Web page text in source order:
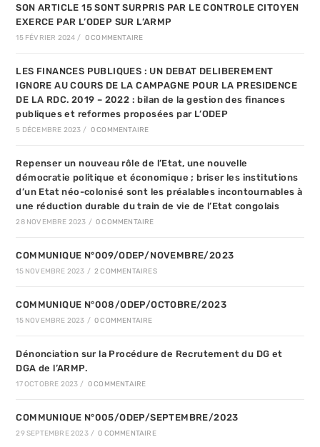
SON ARTICLE 15 SONT SURPRIS PAR LE CONTROLE CITOYEN
EXERCE PAR L’ODEP SUR L’ARMP
15 FÉVRIER 2024 / 0 COMMENTAIRE
LES FINANCES PUBLIQUES : UN DEBAT DELIBEREMENT
IGNORE AU COURS DE LA CAMPAGNE POUR LA PRESIDENCE
DE LA RDC. 2019 – 2022 : bilan de la gestion des finances
publiques et reformes proposées par L’ODEP
5 DÉCEMBRE 2023 / 0 COMMENTAIRE
Repenser un nouveau rôle de l’Etat, une nouvelle
démocratie politique et économique ; briser les institutions
d’un Etat néo-colonisé sont les préalables incontournables à
une réduction durable du train de vie de l’Etat congolais
28 NOVEMBRE 2023 / 0 COMMENTAIRE
COMMUNIQUE N°009/ODEP/NOVEMBRE/2023
15 NOVEMBRE 2023 / 2 COMMENTAIRES
COMMUNIQUE N°008/ODEP/OCTOBRE/2023
15 NOVEMBRE 2023 / 0 COMMENTAIRE
Dénonciation sur la Procédure de Recrutement du DG et
DGA de l’ARMP.
17 OCTOBRE 2023 / 0 COMMENTAIRE
COMMUNIQUE N°005/ODEP/SEPTEMBRE/2023
29 SEPTEMBRE 2023 / 0 COMMENTAIRE